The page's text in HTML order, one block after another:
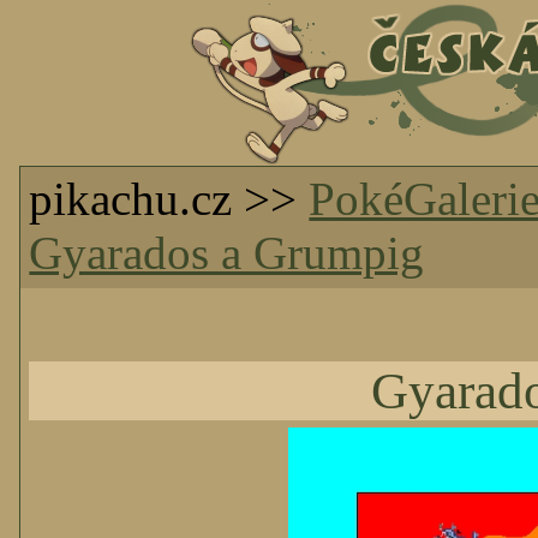
pikachu.cz >>
Gyarados a Grumpig